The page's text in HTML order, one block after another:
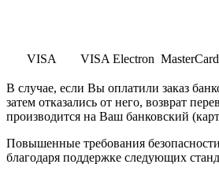
VISA VISA Electron MasterCard
В случае, если Вы оплатили заказ
затем отказались от него, возврат
производится на Ваш банковский
Повышенные требования
благодаря поддержке следующих